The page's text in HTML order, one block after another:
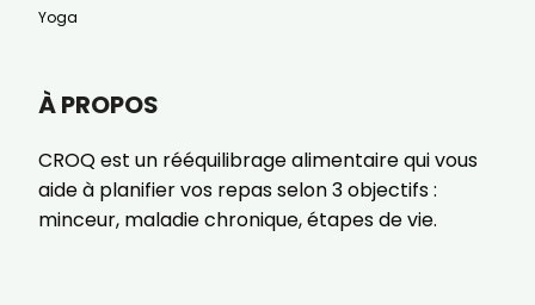
À PROPOS
CROQ est un rééquilibrage alimentaire qui vous
aide à planifier vos repas selon 3 objectifs :
minceur, maladie chronique, étapes de vie.
Yoga